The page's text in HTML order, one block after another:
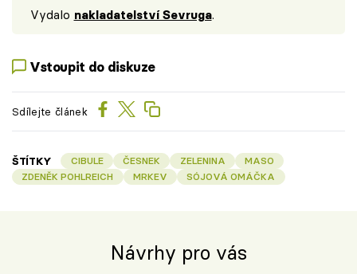
Vydalo nakladatelství Sevruga.
Vstoupit do diskuze
Sdílejte článek
ŠTÍTKY CIBULE ČESNEK ZELENINA
MASO
ZDENĚK POHLREICH
MRKEV SÓJOVÁ OMÁČKA
Návrhy pro vás